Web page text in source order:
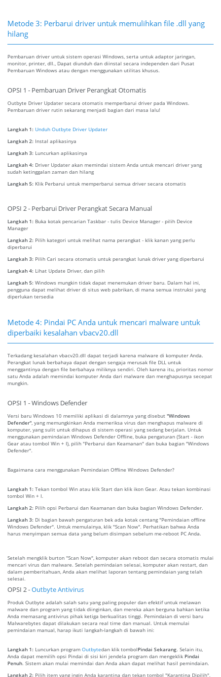
Metode 3: Perbarui driver untuk memulihkan file .dll yang
hilang
Pembaruan driver untuk sistem operasi Windows, serta untuk adaptor jaringan,
monitor, printer, dll., Dapat diunduh dan diinstal secara independen dari Pusat
Pembaruan Windows atau dengan menggunakan utilitas khusus.
OPSI 1 - Pembaruan Driver Perangkat Otomatis
Outbyte Driver Updater secara otomatis memperbarui driver pada Windows.
Pembaruan driver rutin sekarang menjadi bagian dari masa lalu!
Langkah 1: Unduh Outbyte Driver Updater
Langkah 2: Instal aplikasinya
Langkah 3: Luncurkan aplikasinya
Langkah 4: Driver Updater akan memindai sistem Anda untuk mencari driver yang
sudah ketinggalan zaman dan hilang
Langkah 5: Klik Perbarui untuk memperbarui semua driver secara otomatis
OPSI 2 - Perbarui Driver Perangkat Secara Manual
Langkah 1: Buka kotak pencarian Taskbar - tulis Device Manager - pilih Device
Manager
Langkah 2: Pilih kategori untuk melihat nama perangkat - klik kanan yang perlu
diperbarui
Langkah 3: Pilih Cari secara otomatis untuk perangkat lunak driver yang diperbarui
Langkah 4: Lihat Update Driver, dan pilih
Langkah 5: Windows mungkin tidak dapat menemukan driver baru. Dalam hal ini,
pengguna dapat melihat driver di situs web pabrikan, di mana semua instruksi yang
diperlukan tersedia
Metode 4: Pindai PC Anda untuk mencari malware untuk
diperbaiki kesalahan vbacv20.dll
Terkadang kesalahan vbacv20.dll dapat terjadi karena malware di komputer Anda.
Perangkat lunak berbahaya dapat dengan sengaja merusak file DLL untuk
menggantinya dengan file berbahaya miliknya sendiri. Oleh karena itu, prioritas nomor
satu Anda adalah memindai komputer Anda dari malware dan menghapusnya secepat
mungkin.
OPSI 1 - Windows Defender
Versi baru Windows 10 memiliki aplikasi di dalamnya yang disebut "Windows
Defender" , yang memungkinkan Anda memeriksa virus dan menghapus malware di
komputer, yang sulit untuk dihapus di sistem operasi yang sedang berjalan. Untuk
menggunakan pemindaian Windows Defender Offline, buka pengaturan (Start - ikon
Gear atau tombol Win + I), pilih "Perbarui dan Keamanan" dan buka bagian "Windows
Defender".
Bagaimana cara menggunakan Pemindaian Offline Windows Defender?
Langkah 1: Tekan tombol Win atau klik Start dan klik ikon Gear. Atau tekan kombinasi
tombol Win + I.
Langkah 2: Pilih opsi Perbarui dan Keamanan dan buka bagian Windows Defender.
Langkah 3: Di bagian bawah pengaturan bek ada kotak centang "Pemindaian offline
Windows Defender". Untuk memulainya, klik "Scan Now". Perhatikan bahwa Anda
harus menyimpan semua data yang belum disimpan sebelum me-reboot PC Anda.
Setelah mengklik burton "Scan Now", komputer akan reboot dan secara otomatis mulai
mencari virus dan malware. Setelah pemindaian selesai, komputer akan restart, dan
dalam pemberitahuan, Anda akan melihat laporan tentang pemindaian yang telah
selesai.
OPSI 2 -Outbyte Antivirus
Produk Outbyte adalah salah satu yang paling populer dan efektif untuk melawan
malware dan program yang tidak diinginkan, dan mereka akan berguna bahkan ketika
Anda memasang antivirus pihak ketiga berkualitas tinggi. Pemindaian di versi baru
Malwarebytes dapat dilakukan secara real time dan manual. Untuk memulai
pemindaian manual, harap ikuti langkah-langkah di bawah ini:
Langkah 1: Luncurkan program Outbytedan klik tombolPindai Sekarang. Selain itu,
Anda dapat memilih opsi Pindai di sisi kiri jendela program dan mengeklik Pindai
Penuh. Sistem akan mulai memindai dan Anda akan dapat melihat hasil pemindaian.
Langkah 2: Pilih item yang ingin Anda karantina dan tekan tombol "Karantina Dipilih".